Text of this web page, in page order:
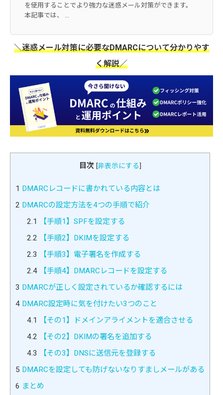
を使用することでより強力な迷惑メール対策ができます。
本記事では、 ...
＼迷惑メール対策に必要なDMARCについて分かりやす
く解説／
目次 [非表示にする]
1 DMARCレコードに書かれている内容とは
2 DMARCの設定方法を4つの手順で紹介
2.1
【手順1】SPFを設定する
2.2 【手順2】DKIMを設定する
2.3 【手順3】電子署名を作成する
2.4【手順4】DMARCレコードを設定する
3 DMARCが正しく設定されているか確認するには
4 DMARC設定時に気を付けたい3つのこと
4.1
【その1】ドメインアライメントを適合させる
4.2 【その2】DKIMの署名を追加する
4.3 【その3】DNSに送信元を登録する
5 DMARCを設定しても防げないなりすましメールがある
6 まとめ